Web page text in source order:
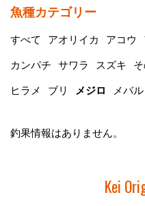
魚種カテゴリー
すべて アオリイカ アコウ
カンパチ サワラ スズキ
ヒラメ ブリ メジロ メバル
釣果情報はありません。
Kei